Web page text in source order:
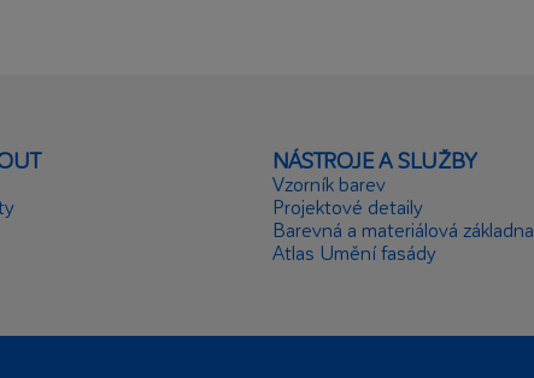
NÁSTROJE A SLUŽBY
Vzorník barev
Projektové detaily
Barevná a materiálová základna
Atlas Umění fasády